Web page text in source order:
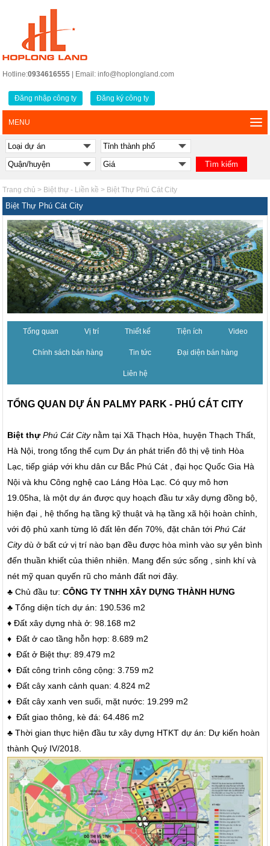
Hotline:0934616555 | Email: info@hoplongland.com
Đăng nhập công ty Đăng ký công ty
MENU
Trang chủ > Biệt thự - Liền kề > Biệt Thự Phú Cát City
Biệt Thự Phú Cát City
Tổng quan Vị trí Thiết kế Tiện ích Video
Chính sách bán hàng Tin tức Đại diện bán hàng
Liên hệ
TỔNG QUAN DỰ ÁN PALMY PARK - PHÚ CÁT CITY
Biệt thựPhú Cát Citynằm tại Xã Thạch Hòa, huyện Thạch Thất,
Hà Nội, trong tổng thể cụm Dự án phát triển đô thị vệ tinh Hòa
Lạc, tiếp giáp với khu dân cư Bắc Phú Cát , đại học Quốc Gia Hà
Nội và khu Công nghệ cao Láng Hòa Lạc. Có quy mô hơn
19.05ha, là một dự án được quy hoạch đầu tư xây dựng đồng bộ,
hiện đại , hệ thống hạ tầng kỹ thuật và hạ tầng xã hội hoàn chỉnh,
với độ phủ xanh từng lô đất lên đến 70%, đặt chân tớiPhú Cát
Citydù ở bất cứ vị trí nào bạn đều được hòa mình vào sự yên bình
đến thuần khiết của thiên nhiên. Mang đến sức sống , sinh khí và
nét mỹ quan quyến rũ cho mảnh đất nơi đây.
♣ Chủ đầu tư:CÔNG TY TNHH XÂY DỰNG THÀNH HƯNG
♣ Tổng diện tích dự án: 190.536 m2
♦ Đất xây dựng nhà ở: 98.168 m2
♦ Đất ở cao tầng hỗn hợp: 8.689 m2
♦ Đất ở Biệt thự: 89.479 m2
♦ Đất công trình công cộng: 3.759 m2
♦ Đất cây xanh cảnh quan: 4.824 m2
♦ Đất cây xanh ven suối, mặt nước: 19.299 m2
♦ Đất giao thông, kè đá: 64.486 m2
♣ Thời gian thực hiện đầu tư xây dựng HTKT dự án: Dự kiến hoàn
thành Quý IV/2018.